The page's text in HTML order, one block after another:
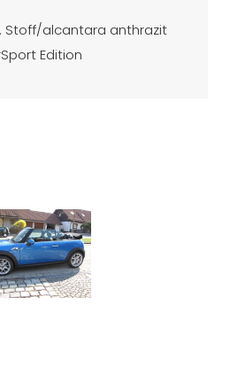
Stoff/alcantara anthrazit
Edition